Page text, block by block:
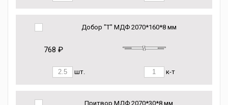
Добор "Т" МДФ 2070*160*8 мм
768 ₽
шт. к-т
Притвор МДФ 2070*30*8 мм